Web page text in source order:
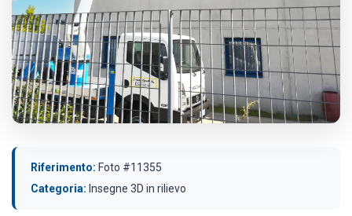
Riferimento: Foto #11355
Categoria: Insegne 3D in rilievo